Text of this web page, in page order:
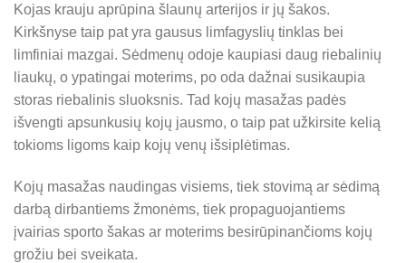
Kojas krauju aprūpina šlaunų arterijos ir jų šakos.
Kirkšnyse taip pat yra gausus limfagyslių tinklas bei
limfiniai mazgai. Sėdmenų odoje kaupiasi daug riebalinių
liaukų, o ypatingai moterims, po oda dažnai susikaupia
storas riebalinis sluoksnis. Tad kojų masažas padės
išvengti apsunkusių kojų jausmo, o taip pat užkirsite kelią
tokioms ligoms kaip kojų venų išsiplėtimas.
Kojų masažas naudingas visiems, tiek stovimą ar sėdimą
darbą dirbantiems žmonėms, tiek propaguojantiems
įvairias sporto šakas ar moterims besirūpinančioms kojų
grožiu bei sveikata.